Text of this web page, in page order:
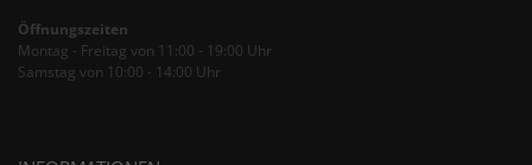
Öffnungszeiten
Montag - Freitag von 11:00 - 19:00 Uhr
Samstag von 10:00 - 14:00 Uhr